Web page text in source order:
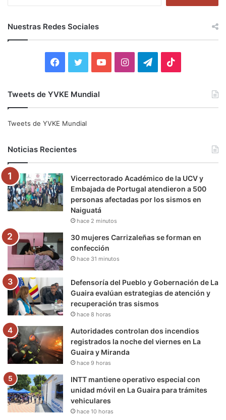
r
:
Nuestras Redes Sociales
e
o
o
k
t
e
r
b
e
I
g
r
a
r
a
m
k
Tweets de YVKE Mundial
Tweets de YVKE Mundial
Noticias Recientes
Vicerrectorado Académico de la UCV y
Embajada de Portugal atendieron a 500
personas afectadas por los sismos en
Naiguatá
hace 2 minutos
30 mujeres Carrizaleñas se forman en
confección
hace 31 minutos
Defensoría del Pueblo y Gobernación de La
Guaira evalúan estrategias de atención y
recuperación tras sismos
hace 8 horas
Autoridades controlan dos incendios
registrados la noche del viernes en La
Guaira y Miranda
hace 9 horas
INTT mantiene operativo especial con
unidad móvil en La Guaira para trámites
vehiculares
hace 10 horas